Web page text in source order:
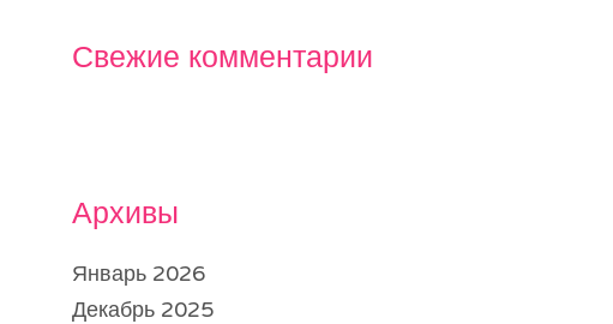
Свежие комментарии
Архивы
Январь 2026
Декабрь 2025